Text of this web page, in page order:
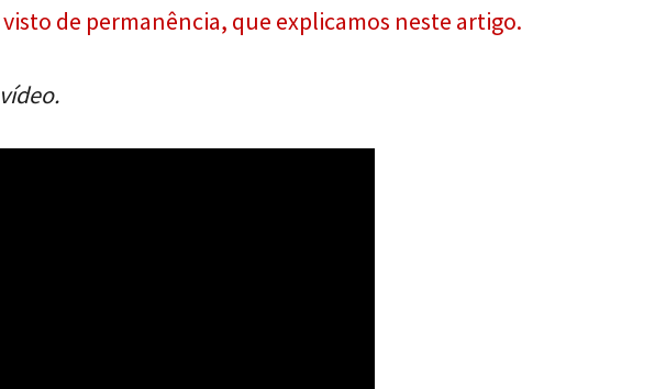
de permanência, que explicamos neste artigo.